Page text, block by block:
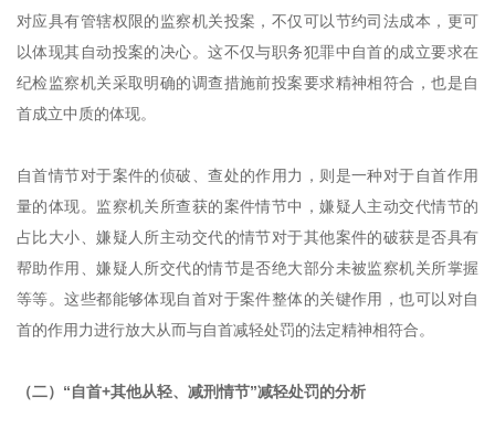
对应具有管辖权限的监察机关投案，不仅可以节约司法成本，更可
以体现其自动投案的决心。这不仅与职务犯罪中自首的成立要求在
纪检监察机关采取明确的调查措施前投案要求精神相符合，也是自
首成立中质的体现。
自首情节对于案件的侦破、查处的作用力，则是一种对于自首作用
量的体现。监察机关所查获的案件情节中，嫌疑人主动交代情节的
占比大小、嫌疑人所主动交代的情节对于其他案件的破获是否具有
帮助作用、嫌疑人所交代的情节是否绝大部分未被监察机关所掌握
等等。这些都能够体现自首对于案件整体的关键作用，也可以对自
首的作用力进行放大从而与自首减轻处罚的法定精神相符合。
（二）“自首+其他从轻、减刑情节”减轻处罚的分析